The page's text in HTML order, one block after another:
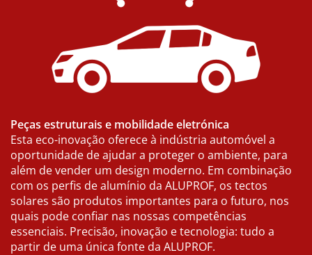
Peças estruturais e mobilidade eletrónica
Esta eco-inovação oferece à indústria automóvel a
oportunidade de ajudar a proteger o ambiente, para
além de vender um design moderno. Em combinação
com os perfis de alumínio da ALUPROF, os tectos
solares são produtos importantes para o futuro, nos
quais pode confiar nas nossas competências
essenciais. Precisão, inovação e tecnologia: tudo a
partir de uma única fonte da ALUPROF.